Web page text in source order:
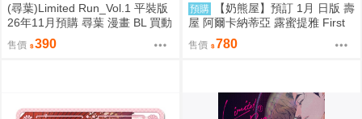
(尋葉)Limited Run_Vol.1 平裝版
26年11月預購 尋葉 漫畫 BL 買動
售價 390
預購
【奶熊屋】預訂 1月 日版 壽
屋 阿爾卡納蒂亞 露蜜提雅 First
Engage 一般版 組裝模型 0816
售價 780